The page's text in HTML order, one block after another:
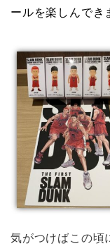
ールを楽しんでき
気がつけばこの頃